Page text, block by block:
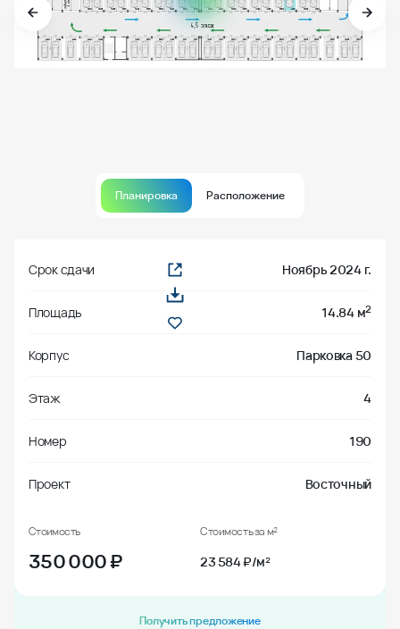
Планировка Расположение
Срок сдачи Ноябрь 2024 г.
Площадь 14.84 м2
Корпус Парковка 50
Этаж 4
Номер 190
Проект Восточный
Стоимость
350 000₽
Стоимость за м²
23 584 ₽/м²
Получить предложение